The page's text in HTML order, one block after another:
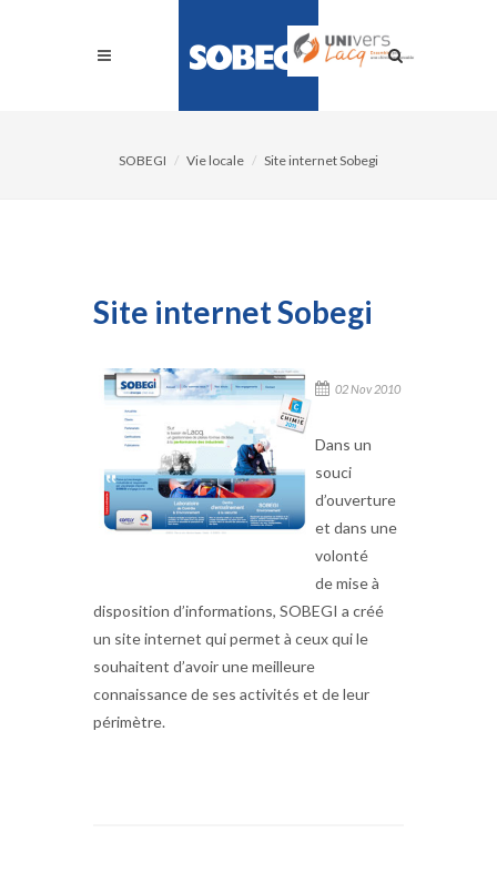
SOBEGI Vie locale Site internet Sobegi
Site internet Sobegi
02 Nov 2010
Dans un
souci
d’ouverture
et dans une
volonté
de mise à
disposition d’informations, SOBEGI a créé
un site internet qui permet à ceux qui le
souhaitent d’avoir une meilleure
connaissance de ses activités et de leur
périmètre.